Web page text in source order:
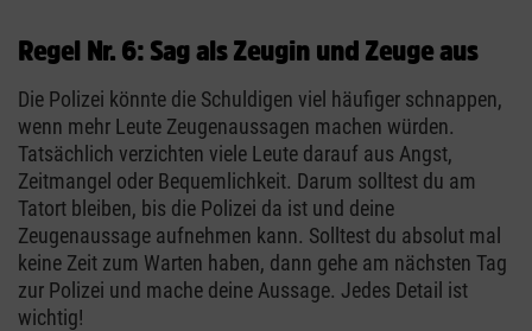
Regel Nr. 6: Sag als Zeugin und Zeuge aus
Die Polizei könnte die Schuldigen viel häufiger schnappen,
wenn mehr Leute Zeugenaussagen machen würden.
Tatsächlich verzichten viele Leute darauf aus Angst,
Zeitmangel oder Bequemlichkeit. Darum solltest du am
Tatort bleiben, bis die Polizei da ist und deine
Zeugenaussage aufnehmen kann. Solltest du absolut mal
keine Zeit zum Warten haben, dann gehe am nächsten Tag
zur Polizei und mache deine Aussage. Jedes Detail ist
wichtig!